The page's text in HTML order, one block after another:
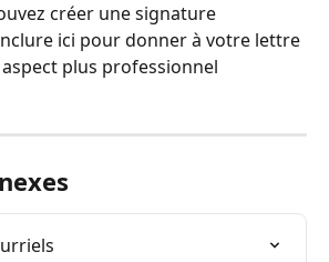
créer une signature
ici pour donner à votre lettre
plus professionnel